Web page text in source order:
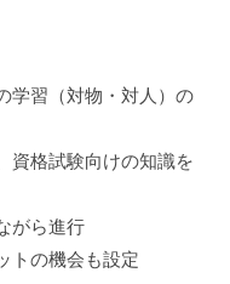
学習（対物・対人）の
資格試験向けの知識を
がら進行
トの機会も設定